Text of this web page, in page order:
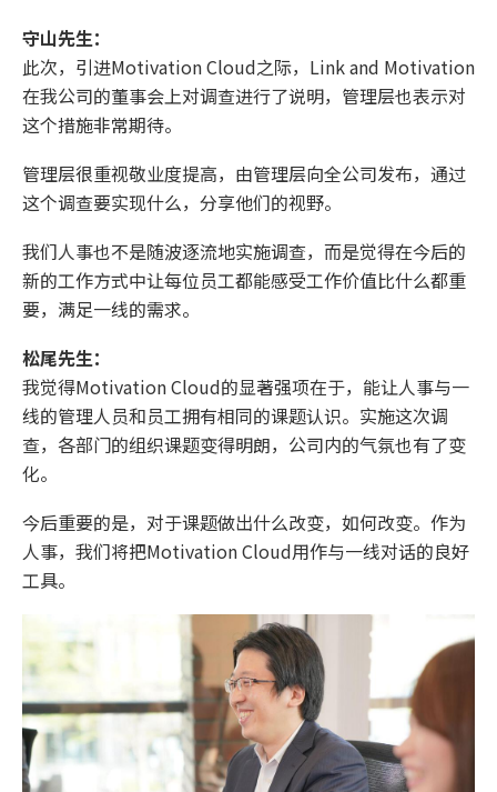
守山先生：
此次，引进Motivation Cloud之际，Link and Motivation
在我公司的董事会上对调查进行了说明，管理层也表示对
这个措施非常期待。
管理层很重视敬业度提高，由管理层向全公司发布，通过
这个调查要实现什么，分享他们的视野。
我们人事也不是随波逐流地实施调查，而是觉得在今后的
新的工作方式中让每位员工都能感受工作价值比什么都重
要，满足一线的需求。
松尾先生：
我觉得Motivation Cloud的显著强项在于，能让人事与一
线的管理人员和员工拥有相同的课题认识。实施这次调
查，各部门的组织课题变得明朗，公司内的气氛也有了变
化。
今后重要的是，对于课题做出什么改变，如何改变。作为
人事，我们将把Motivation Cloud用作与一线对话的良好
工具。